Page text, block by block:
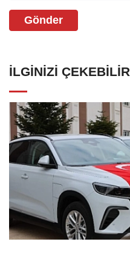
Gönder
İLGINIZI ÇEKEBILIR